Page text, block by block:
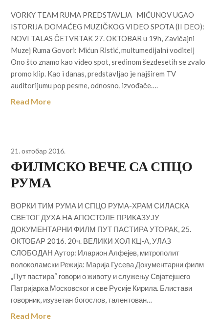
VORKY TEAM RUMA PREDSTAVLJA MIĆUNOV UGAO
ISTORIJA DOMAĆEG MUZIČKOG VIDEO SPOTA (II DEO):
NOVI TALAS ČETVRTAK 27. OKTOBAR u 19h, Zavičajni
Muzej Ruma Govori: Mićun Ristić, multumedijalni voditelj
Ono što znamo kao video spot, sredinom šezdesetih se zvalo
promo klip. Kao i danas, predstavljao je najširem TV
auditorijumu pop pesme, odnosno, izvođače….
Read More
21. октобар 2016.
ФИЛМСКО ВЕЧЕ СА СПЦО
РУМА
ВОРКИ ТИМ РУМА И СПЦО РУМА-ХРАМ СИЛАСКА
СВЕТОГ ДУХА НА АПОСТОЛЕ ПРИКАЗУЈУ
ДОКУМЕНТАРНИ ФИЛМ ПУТ ПАСТИРА УТОРАК, 25.
ОКТОБАР 2016. 20ч. ВЕЛИКИ ХОЛ КЦ-А, УЛАЗ
СЛОБОДАН Аутор: Иларион Алфејев, митрополит
волоколамски Режија: Марија Гусева Документарни филм
„Пут пастира“ говори о животу и служењу Свјатејшего
Патријарха Московског и све Русије Кирила. Блистави
говорник, изузетан богослов, талентован…
Read More